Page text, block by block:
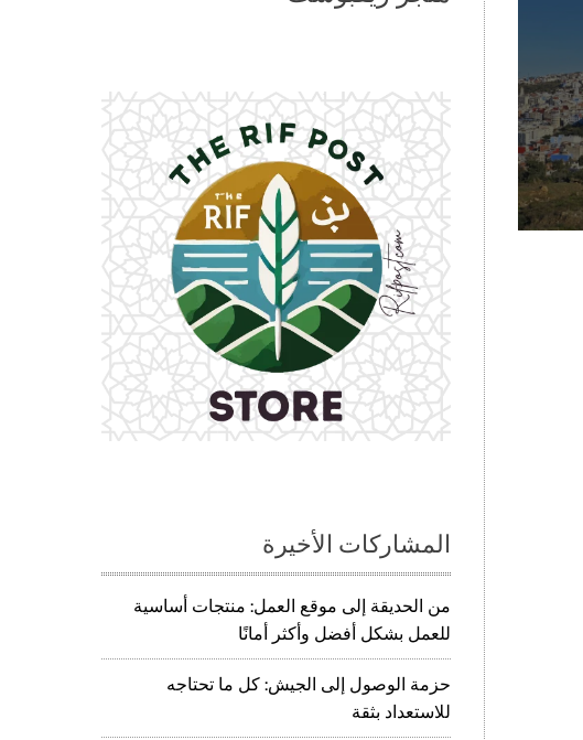
المشاركات الأخيرة
من الحديقة إلى موقع العمل: منتجات أساسية
للعمل بشكل أفضل وأكثر أمانًا
حزمة الوصول إلى الجيش: كل ما تحتاجه
للاستعداد بثقة